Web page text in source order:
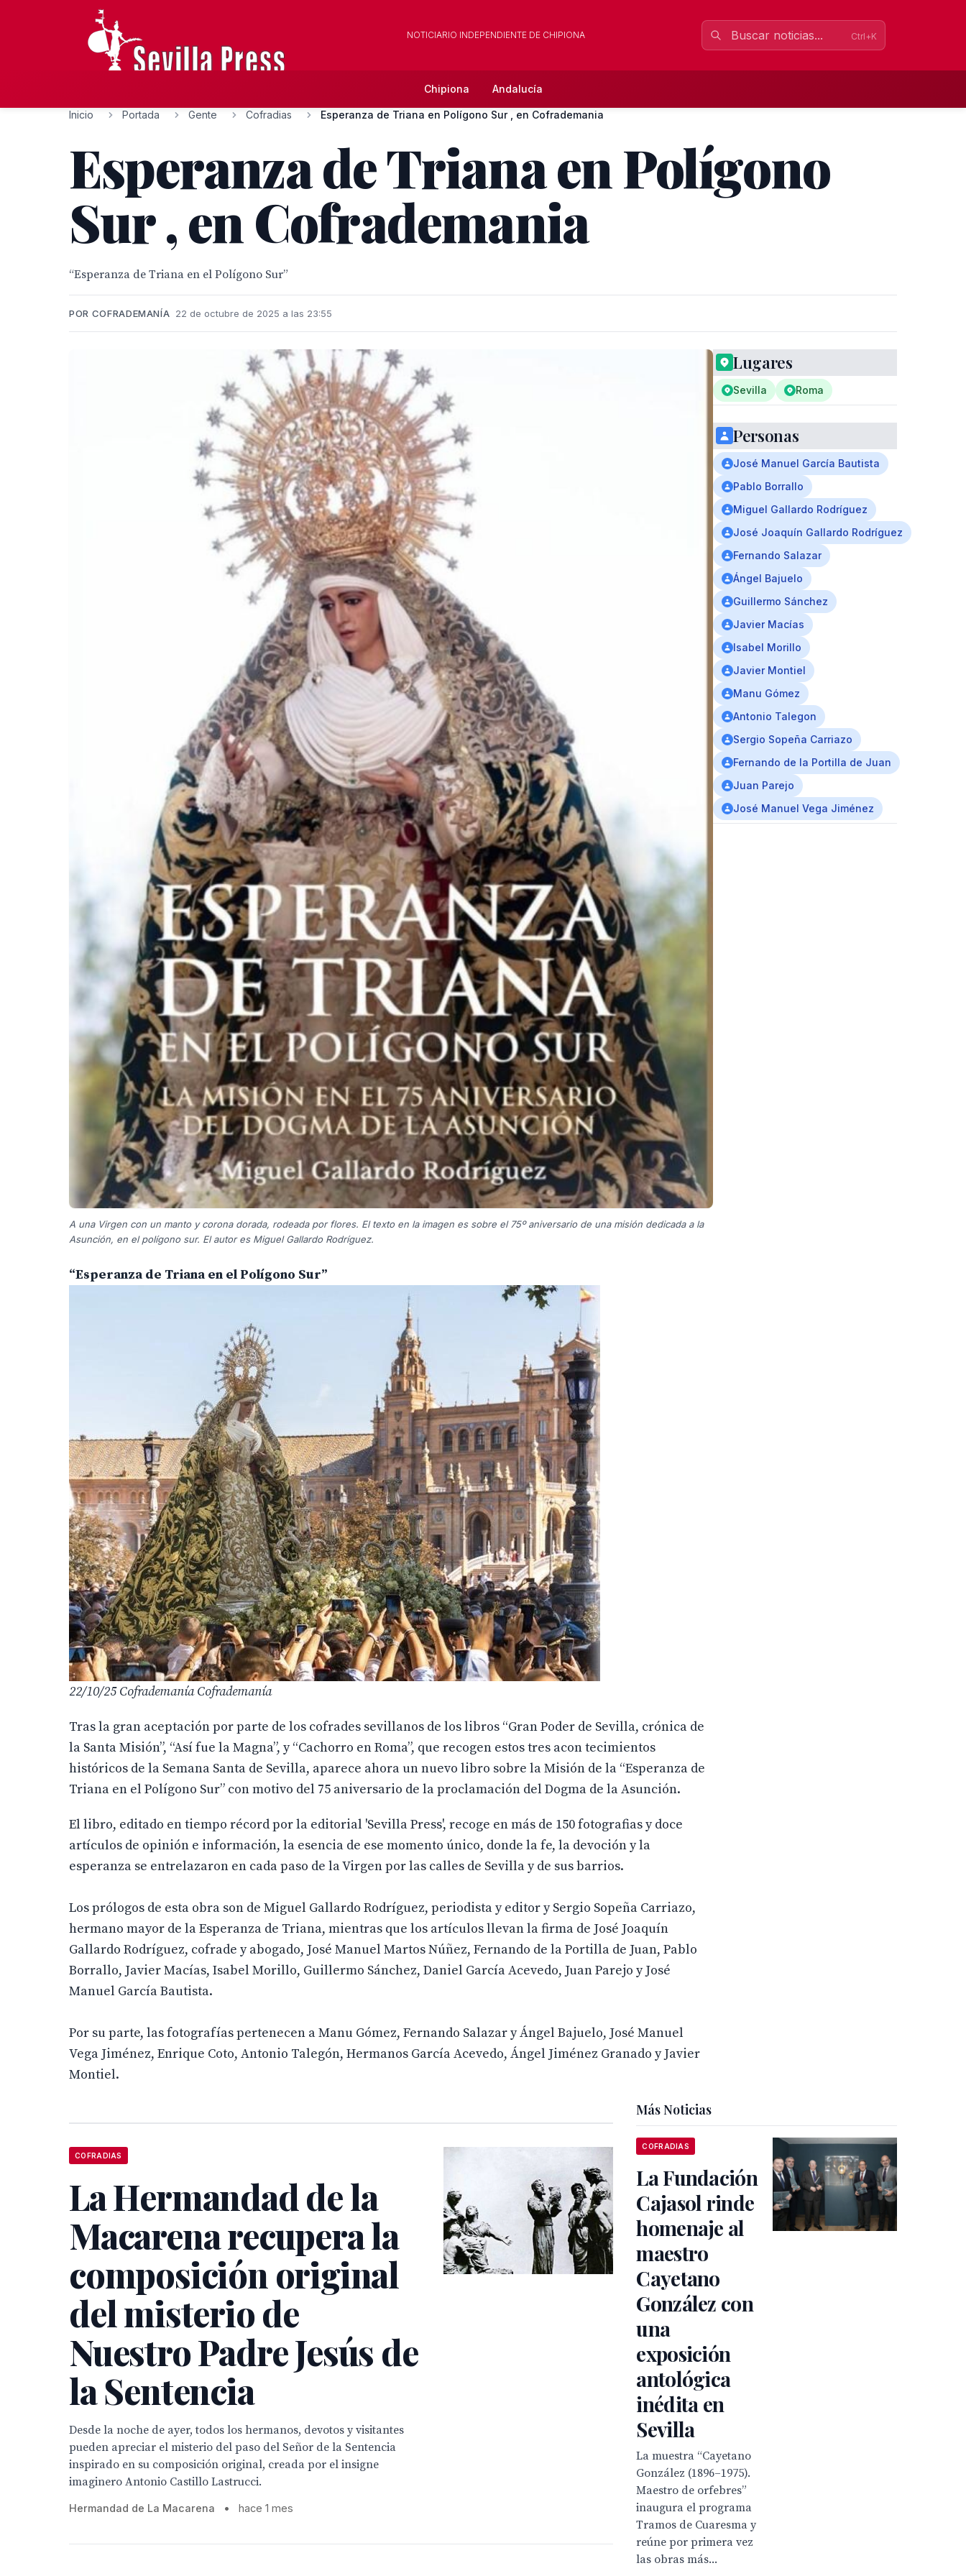
NOTICIARIO INDEPENDIENTE DE CHIPIONA Ctrl+K
Chipiona Andalucía
Inicio Portada Gente Cofradias Esperanza de Triana en Polígono Sur , en Cofrademania
Esperanza de Triana en Polígono
Sur , en Cofrademania
“Esperanza de Triana en el Polígono Sur”
POR COFRADEMANÍA 22 de octubre de 2025 a las 23:55
A una Virgen con un manto y corona dorada, rodeada por flores. El texto en la imagen es sobre el 75º aniversario de una misión dedicada a la
Asunción, en el polígono sur. El autor es Miguel Gallardo Rodríguez.
“Esperanza de Triana en el Polígono Sur”
22/10/25 Cofrademanía Cofrademanía
Tras la gran aceptación por parte de los cofrades sevillanos de los libros “Gran Poder de Sevilla, crónica de
la Santa Misión”, “Así fue la Magna”, y “Cachorro en Roma”, que recogen estos tres acon tecimientos
históricos de la Semana Santa de Sevilla, aparece ahora un nuevo libro sobre la Misión de la “Esperanza de
Triana en el Polígono Sur” con motivo del 75 aniversario de la proclamación del Dogma de la Asunción.
El libro, editado en tiempo récord por la editorial 'Sevilla Press', recoge en más de 150 fotografias y doce
artículos de opinión e información, la esencia de ese momento único, donde la fe, la devoción y la
esperanza se entrelazaron en cada paso de la Virgen por las calles de Sevilla y de sus barrios.
Los prólogos de esta obra son de Miguel Gallardo Rodríguez, periodista y editor y Sergio Sopeña Carriazo,
hermano mayor de la Esperanza de Triana, mientras que los artículos llevan la firma de José Joaquín
Gallardo Rodríguez, cofrade y abogado, José Manuel Martos Núñez, Fernando de la Portilla de Juan, Pablo
Borrallo, Javier Macías, Isabel Morillo, Guillermo Sánchez, Daniel García Acevedo, Juan Parejo y José
Manuel García Bautista.
Por su parte, las fotografías pertenecen a Manu Gómez, Fernando Salazar y Ángel Bajuelo, José Manuel
Vega Jiménez, Enrique Coto, Antonio Talegón, Hermanos García Acevedo, Ángel Jiménez Granado y Javier
Montiel.
Lugares
Sevilla Roma
Personas
José Manuel García Bautista
Pablo Borrallo
Miguel Gallardo Rodríguez
José Joaquín Gallardo Rodríguez
Fernando Salazar
Ángel Bajuelo
Guillermo Sánchez
Javier Macías
Isabel Morillo
Javier Montiel
Manu Gómez
Antonio Talegon
Sergio Sopeña Carriazo
Fernando de la Portilla de Juan
Juan Parejo
José Manuel Vega Jiménez
COFRADIAS
La Hermandad de la
Macarena recupera la
composición original
del misterio de
Nuestro Padre Jesús de
la Sentencia
Desde la noche de ayer, todos los hermanos, devotos y visitantes
pueden apreciar el misterio del paso del Señor de la Sentencia
inspirado en su composición original, creada por el insigne
imaginero Antonio Castillo Lastrucci.
Hermandad de La Macarena • hace 1 mes
Más Noticias
COFRADIAS
La Fundación
Cajasol rinde
homenaje al
maestro
Cayetano
González con
una
exposición
antológica
inédita en
Sevilla
La muestra “Cayetano
González (1896–1975).
Maestro de orfebres”
inaugura el programa
Tramos de Cuaresma y
reúne por primera vez
las obras más...